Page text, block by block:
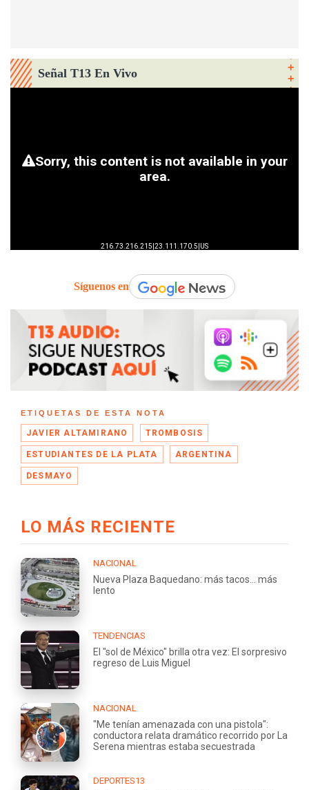
Señal T13 En Vivo
Síguenos en
ETIQUETAS DE ESTA NOTA
JAVIER ALTAMIRANO TROMBOSIS
ESTUDIANTES DE LA PLATA ARGENTINA
DESMAYO
LO MÁS RECIENTE
NACIONAL
Nueva Plaza Baquedano: más tacos... más
lento
TENDENCIAS
El "sol de México" brilla otra vez: El sorpresivo
regreso de Luis Miguel
NACIONAL
"Me tenían amenazada con una pistola":
conductora relata dramático recorrido por La
Serena mientras estaba secuestrada
DEPORTES13